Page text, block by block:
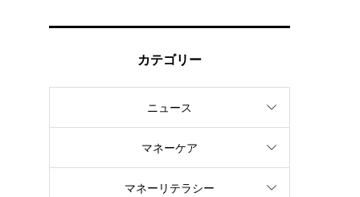
カテゴリー
ニュース
マネーケア
マネーリテラシー